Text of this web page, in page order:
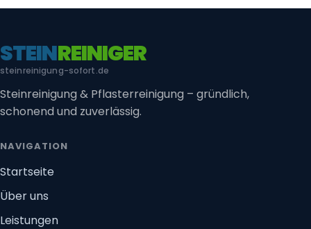
STEINREINIGER
steinreinigung-sofort.de
Steinreinigung & Pflasterreinigung – gründlich,
schonend und zuverlässig.
NAVIGATION
Startseite
Über uns
Leistungen